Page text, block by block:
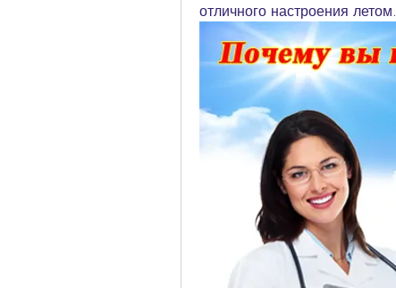
отличного настроения летом.